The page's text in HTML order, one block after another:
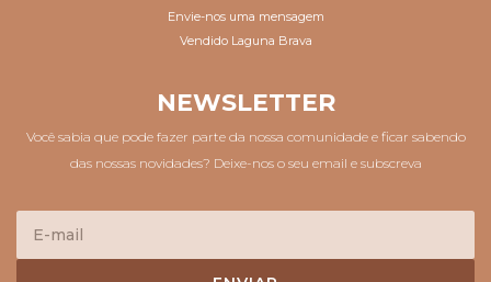
Envie-nos uma mensagem
Vendido Laguna Brava
NEWSLETTER
Você sabia que pode fazer parte da nossa comunidade e ficar sabendo
das nossas novidades? Deixe-nos o seu email e subscreva